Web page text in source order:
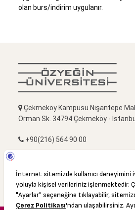
olan burs/indirim uygulanır.
Çekmeköy Kampüsü Nişantepe
Orman Sk. 34794 Çekmeköy -
+90(216) 564 90 00
info@ozyegin.edu.tr